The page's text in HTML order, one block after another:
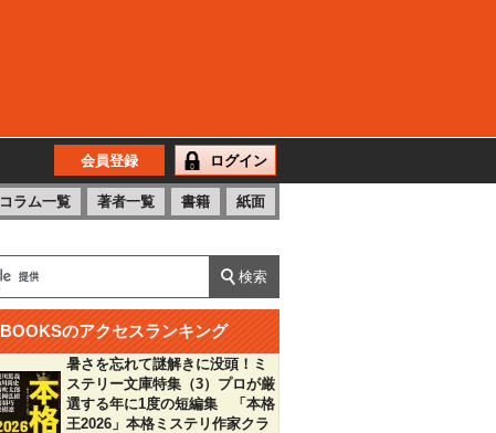
会員登録 ログイン
コラム一覧 著者一覧 書籍 紙面
BOOKSのアクセスランキング
暑さを忘れて謎解きに没頭！ミ
ステリー文庫特集（3）プロが厳
選する年に1度の短編集 「本格
王2026」本格ミステリ作家クラ